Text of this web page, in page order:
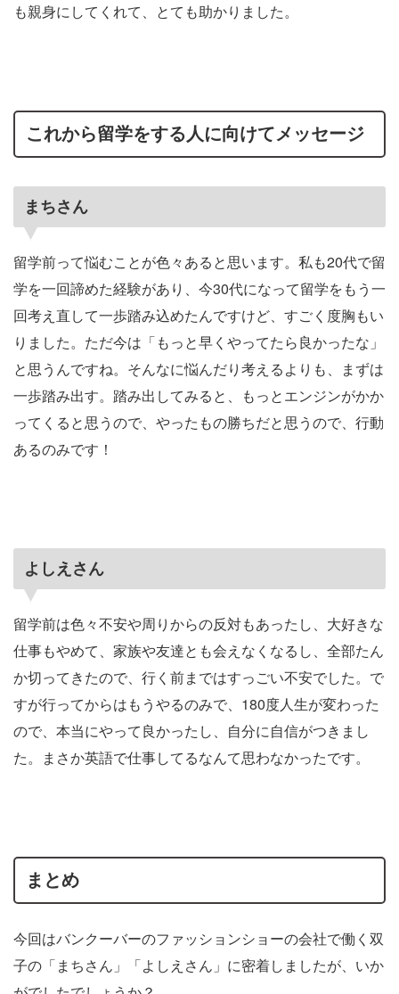
も親身にしてくれて、とても助かりました。
これから留学をする人に向けてメッセージ
まちさん
留学前って悩むことが色々あると思います。私も20代で留
学を一回諦めた経験があり、今30代になって留学をもう一
回考え直して一歩踏み込めたんですけど、すごく度胸もい
りました。ただ今は「もっと早くやってたら良かったな」
と思うんですね。そんなに悩んだり考えるよりも、まずは
一歩踏み出す。踏み出してみると、もっとエンジンがかか
ってくると思うので、やったもの勝ちだと思うので、行動
あるのみです！
よしえさん
留学前は色々不安や周りからの反対もあったし、大好きな
仕事もやめて、家族や友達とも会えなくなるし、全部たん
か切ってきたので、行く前まではすっごい不安でした。で
すが行ってからはもうやるのみで、180度人生が変わった
ので、本当にやって良かったし、自分に自信がつきまし
た。まさか英語で仕事してるなんて思わなかったです。
まとめ
今回はバンクーバーのファッションショーの会社で働く双
子の「まちさん」「よしえさん」に密着しましたが、いか